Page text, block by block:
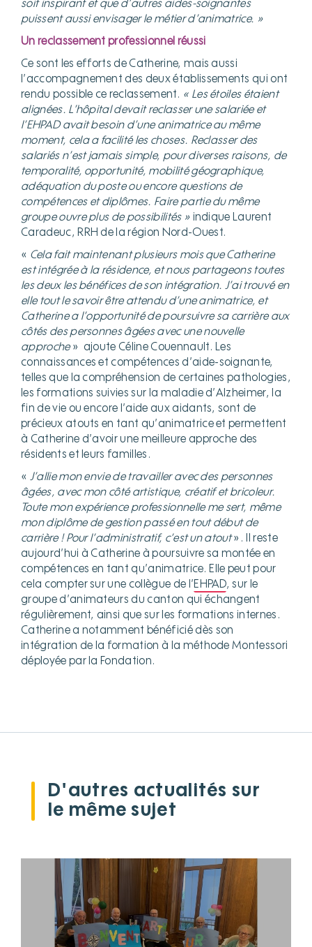
soit inspirant et que d’autres aides-soignantes
puissent aussi envisager le métier d’animatrice. »
Un reclassement professionnel réussi
Ce sont les efforts de Catherine, mais aussi
l’accompagnement des deux établissements qui ont
rendu possible ce reclassement. « Les étoiles étaient
alignées. L’hôpital devait reclasser une salariée et
l’EHPAD avait besoin d’une animatrice au même
moment, cela a facilité les choses. Reclasser des
salariés n’est jamais simple, pour diverses raisons, de
temporalité, opportunité, mobilité géographique,
adéquation du poste ou encore questions de
compétences et diplômes. Faire partie du même
groupe ouvre plus de possibilités » indique Laurent
Caradeuc, RRH de la région Nord-Ouest.
« Cela fait maintenant plusieurs mois que Catherine
est intégrée à la résidence, et nous partageons toutes
les deux les bénéfices de son intégration. J’ai trouvé en
elle tout le savoir être attendu d’une animatrice, et
Catherine a l’opportunité de poursuivre sa carrière aux
côtés des personnes âgées avec une nouvelle
approche»
ajoute Céline Couennault. Les
connaissances et compétences d’aide-soignante,
telles que la compréhension de certaines pathologies,
les formations suivies sur la maladie d’Alzheimer, la
fin de vie ou encore l’aide aux aidants, sont de
précieux atouts en tant qu’animatrice et permettent
à Catherine d’avoir une meilleure approche des
résidents et leurs familles.
« J’allie mon envie de travailler avec des personnes
âgées, avec mon côté artistique, créatif et bricoleur.
Toute mon expérience professionnelle me sert, même
mon diplôme de gestion passé en tout début de
carrière ! Pour l’administratif, c’est un atout». Il reste
aujourd’hui à Catherine à poursuivre sa montée en
compétences en tant qu’animatrice. Elle peut pour
cela compter sur une collègue de l’EHPAD, sur le
groupe d’animateurs du canton qui échangent
régulièrement, ainsi que sur les formations internes.
Catherine a notamment bénéficié dès son
intégration de la formation à la méthode Montessori
déployée par la Fondation.
D'autres actualités sur
le même sujet